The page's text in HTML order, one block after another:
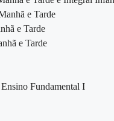
e Tarde
e Tarde
e Tarde
Fundamental I